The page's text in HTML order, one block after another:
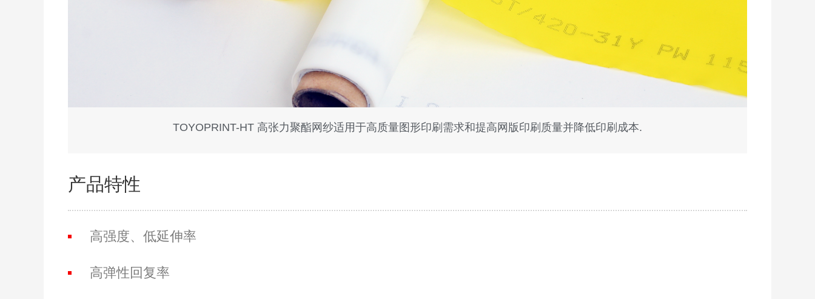
TOYOPRINT-HT 高张力聚酯网纱适用于高质量图形印刷需求和提高网版印刷质量并降低印刷成本.
产品特性
高强度、低延伸率
高弹性回复率